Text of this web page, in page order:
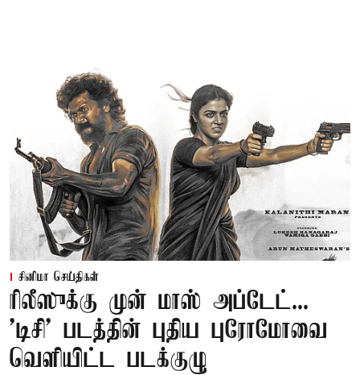
சினிமா செய்திகள்
ரிலீஸுக்கு முன் மாஸ் அப்டேட்...
'டிசி' படத்தின் புதிய புரோமோவை
வெளியிட்ட படக்குழு